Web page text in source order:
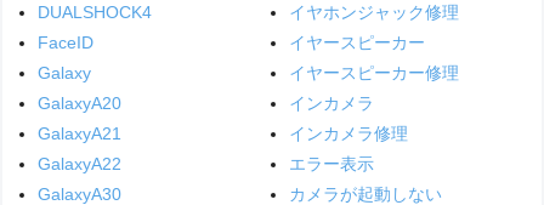
DUALSHOCK4
FaceID
Galaxy
GalaxyA20
GalaxyA21
GalaxyA22
GalaxyA30
イヤホンジャック修理
イヤースピーカー
イヤースピーカー修理
インカメラ
インカメラ修理
エラー表示
カメラが起動しない